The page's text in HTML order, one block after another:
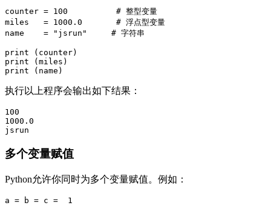
counter = 100          # 整型变量
miles   = 1000.0       # 浮点型变量
name    = "jsrun"     # 字符串
print (counter)
print (miles)
执行以上程序会输出如下结果：
100
1000.0
多个变量赋值
Python允许你同时为多个变量赋值。例如：